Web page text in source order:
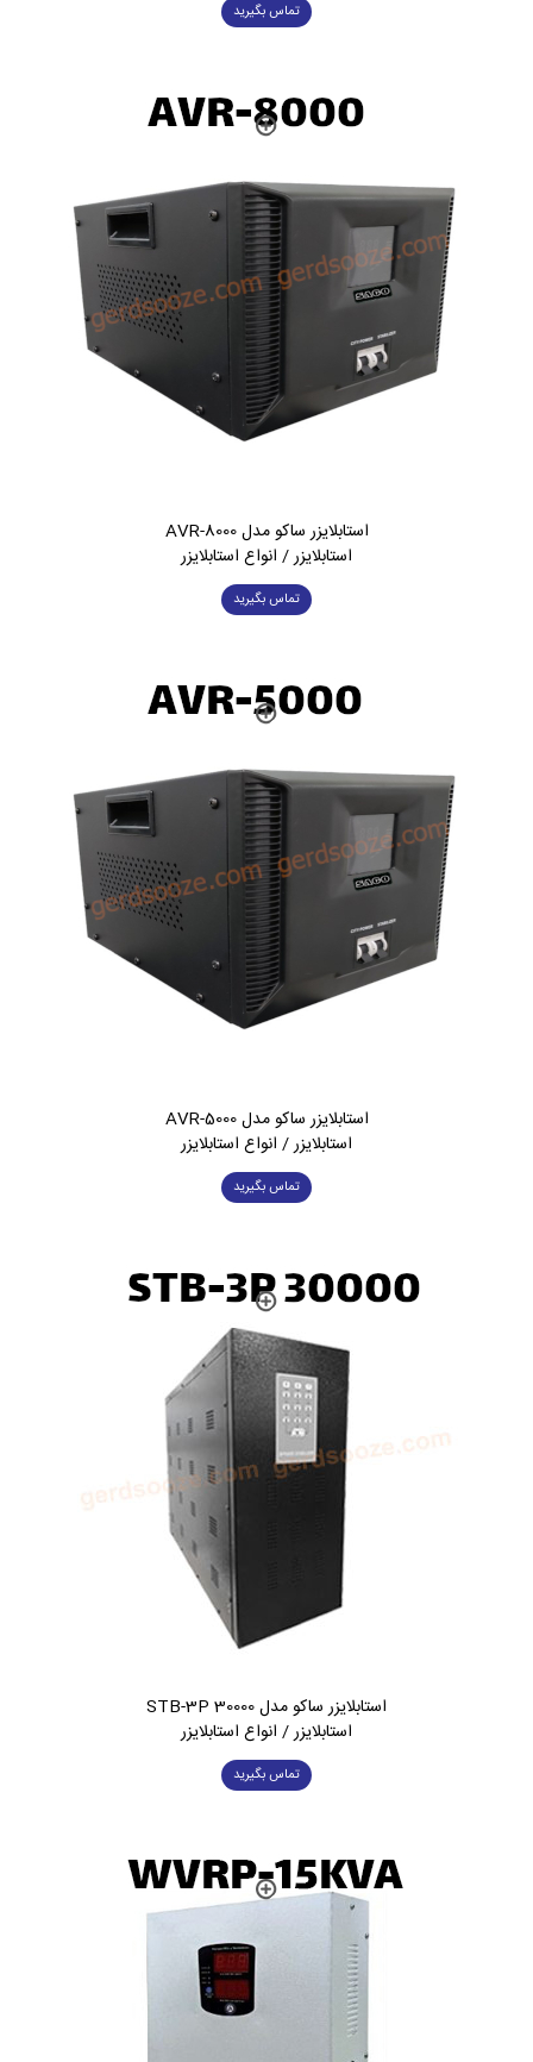
تماس بگیرید
استابلایزر ساکو مدل AVR-8000
استابلایزر / انواع استابلایزر
تماس بگیرید
استابلایزر ساکو مدل AVR-5000
استابلایزر / انواع استابلایزر
تماس بگیرید
استابلایزر ساکو مدل STB-3P 30000
استابلایزر / انواع استابلایزر
تماس بگیرید